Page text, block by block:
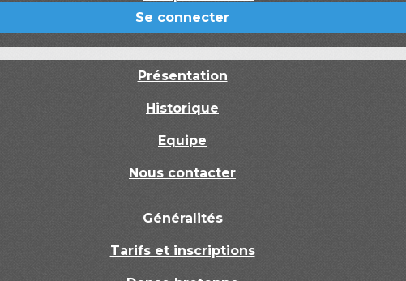
Se connecter
Présentation
Historique
Equipe
Nous contacter
Généralités
Tarifs et inscriptions